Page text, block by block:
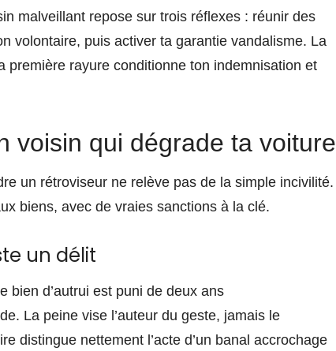
malveillant repose sur trois réflexes : réunir des
volontaire, puis activer ta garantie vandalisme. La
première rayure conditionne ton indemnisation et
voisin qui dégrade ta voiture
un rétroviseur ne relève pas de la simple incivilité.
biens, avec de vraies sanctions à la clé.
un délit
bien d’autrui est puni de deux ans
La peine vise l’auteur du geste, jamais le
distingue nettement l’acte d’un banal accrochage